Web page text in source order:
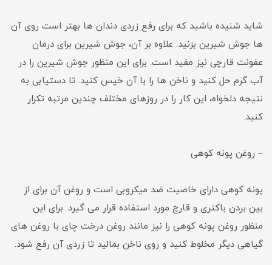
شاید شنیده باشید که برای رفع زردی دندان ها بهتر است روی آن
ها جوش شیرین بزنید. علاوه بر آن، جوش شیرین برای درمان
عفونت قارچی نیز مفید است. برای این منظور جوش شیرین را در
آب گرم حل کنید و ناخن ها را با آن خیس کنید. تا دستیابی به
نتیجه دلخواه، این کار را در روزهای مختلف چندین مرتبه تکرار
کنید.
– روغن پونه کوهی
پونه کوهی دارای خاصیت ضد میکروبی است و روغن آن برای از
بین بردن باکتری و قارچ مورد استفاده قرار می گیرد. برای این
منظور روغن پونه کوهی را نیز مانند روغن درخت چای با روغن های
گیاهی دیگر مخلوط کنید و روی ناخن بمالید تا زردی آن رفع شود.